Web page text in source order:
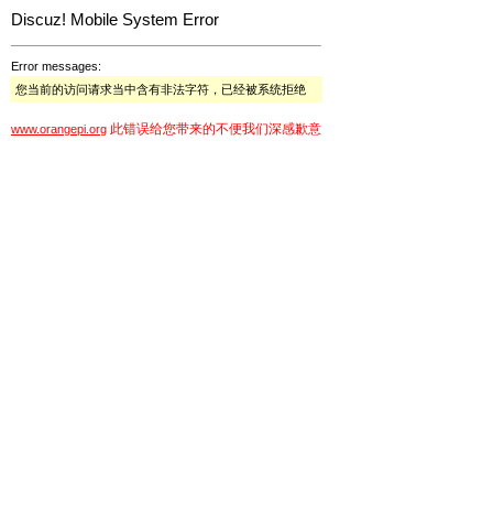
Discuz! Mobile System Error
Error messages:
您当前的访问请求当中含有非法字符，已经被系统拒绝
www.orangepi.org 此错误给您带来的不便我们深感歉意